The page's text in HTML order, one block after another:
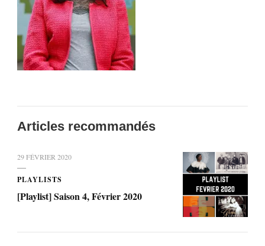
Articles recommandés
29 FÉVRIER 2020
PLAYLISTS
[Playlist] Saison 4, Février 2020